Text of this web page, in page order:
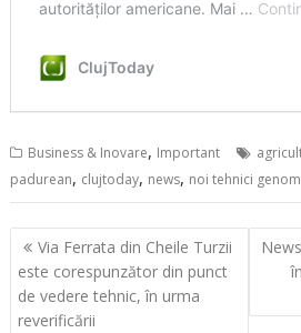
Business & Inovare, Important
padurean, clujtoday, news, noi tehnici
Navigare
în
articole
Via Ferrata din Cheile Turzii
este corespunzător din punct
de vedere tehnic, în urma
reverificării